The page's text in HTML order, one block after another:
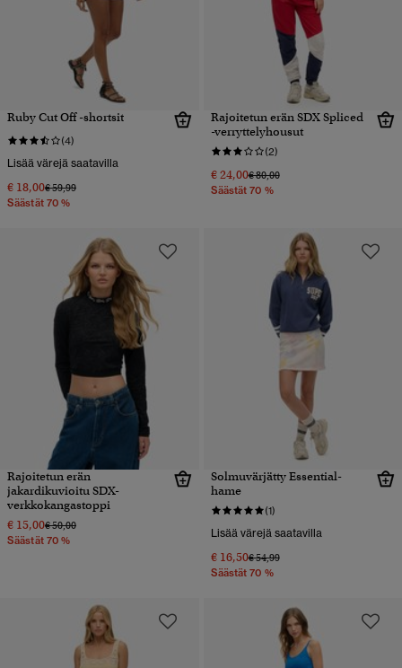
Ruby Cut Off -shortsit
(4)
Lisää värejä saatavilla
€ 18,00Hinta alennettu hinnasta
€ 59,99hintaan
Säästät 70 %
Rajoitetun erän SDX Spliced
-verryttelyhousut
(2)
€ 24,00Hinta alennettu hinnasta
€ 80,00hintaan
Säästät 70 %
Rajoitetun erän
jakardikuvioitu SDX-
verkkokangastoppi
€ 15,00Hinta alennettu hinnasta
€ 50,00hintaan
Säästät 70 %
Solmuvärjätty Essential-
hame
(1)
Lisää värejä saatavilla
€ 16,50Hinta alennettu hinnasta
€ 54,99hintaan
Säästät 70 %